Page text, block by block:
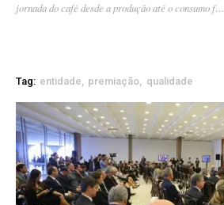
jornada do café desde a produção até o consumo f…
Tag: entidade premiação qualidade